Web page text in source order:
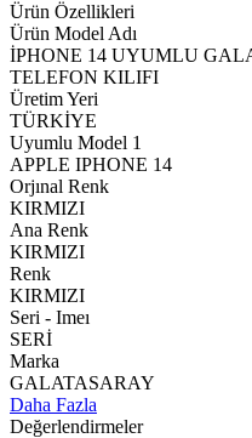
Ürün Özellikleri
Ürün Model Adı
İPHONE 14 UYUMLU
TELEFON KILIFI
Üretim Yeri
TÜRKİYE
Uyumlu Model 1
APPLE IPHONE 14
Orjınal Renk
KIRMIZI
Ana Renk
KIRMIZI
Renk
KIRMIZI
Seri - Imeı
SERİ
Marka
GALATASARAY
Daha Fazla
Değerlendirmeler